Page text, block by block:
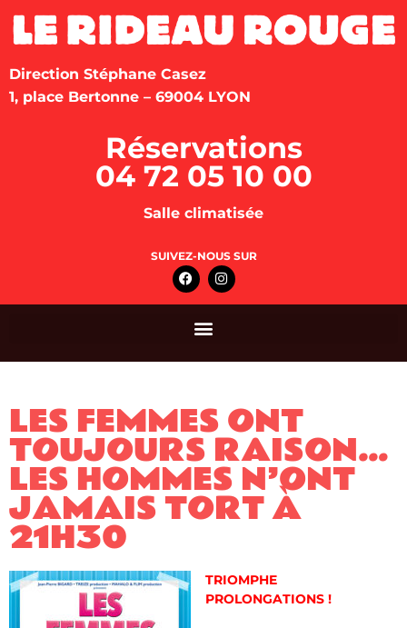
Direction Stéphane Casez
1, place Bertonne – 69004 LYON
Réservations
04 72 05 10 00
Salle climatisée
SUIVEZ-NOUS SUR
LES FEMMES ONT
TOUJOURS RAISON…
LES HOMMES N’ONT
JAMAIS TORT À
21H30
TRIOMPHE
PROLONGATIONS !